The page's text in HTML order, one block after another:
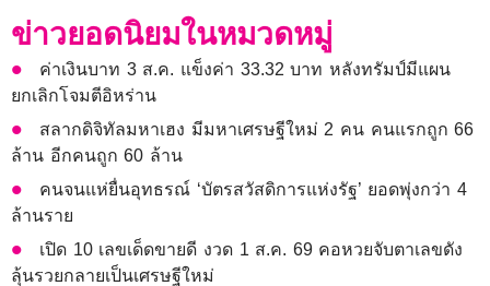
ข่าวยอดนิยมในหมวดหมู่
ค่าเงินบาท 3 ส.ค. แข็งค่า 33.32 บาท หลังทรัมป์มีแผน
ยกเลิกโจมตีอิหร่าน
สลากดิจิทัลมหาเฮง มีมหาเศรษฐีใหม่ 2 คน คนแรกถูก 66
ล้าน อีกคนถูก 60 ล้าน
คนจนแห่ยื่นอุทธรณ์ ‘บัตรสวัสดิการแห่งรัฐ’ ยอดพุ่งกว่า 4
ล้านราย
เปิด 10 เลขเด็ดขายดี งวด 1 ส.ค. 69 คอหวยจับตาเลขดัง
ลุ้นรวยกลายเป็นเศรษฐีใหม่